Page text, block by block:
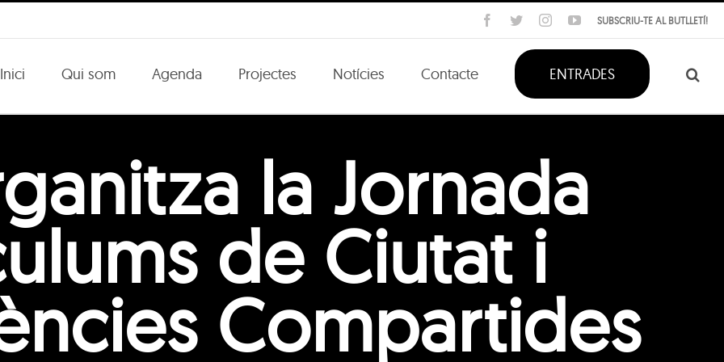
SUBSCRIU-TE AL BUTLLETÍ!
Facebook
TwitterInstagramYouTube
Inici Qui som Agenda Projectes Notícies Contacte ENTRADES
la Jornada
de Ciutat i
Compartides